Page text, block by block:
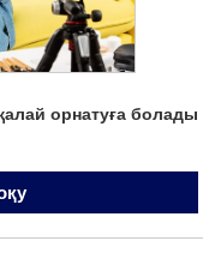
орнатуға болады